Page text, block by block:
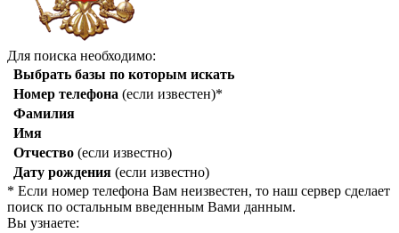
Для поиска необходимо:
Выбрать базы по которым искать
Номер телефона (если известен)*
Фамилия
Имя
Отчество (если известно)
Дату рождения (если известно)
* Если номер телефона Вам неизвестен, то наш сервер сделает
поиск по остальным введенным Вами данным.
Вы узнаете: